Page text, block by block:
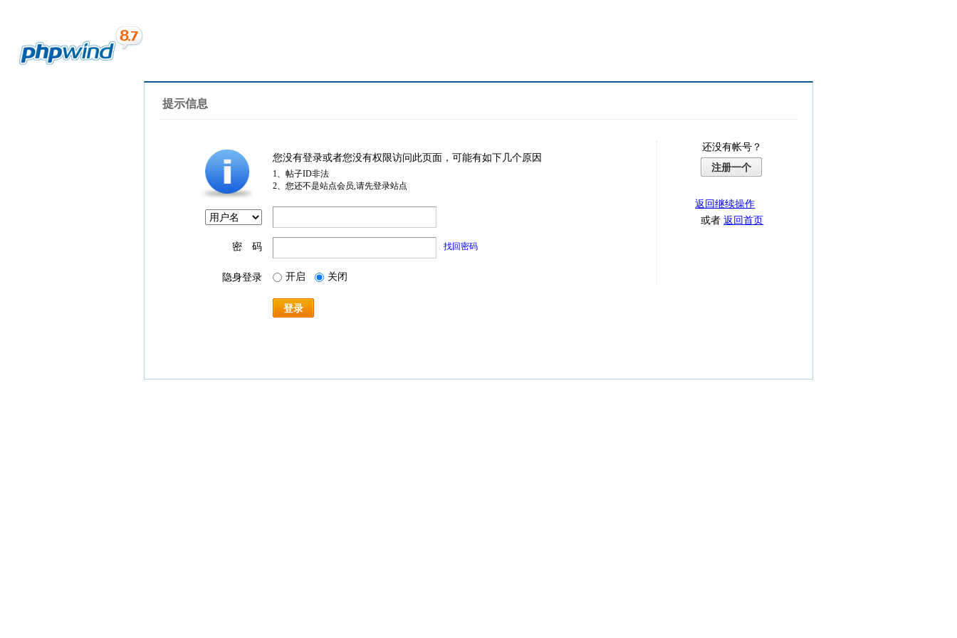
提示信息
您没有登录或者您没有权限访问此页面，可能有如下几个原因
1、帖子ID非法
2、您还不是站点会员,请先登录站点
密 码 找回密码
隐身登录 开启 关闭
登录
还没有帐号？
注册一个
返回继续操作
或者返回首页